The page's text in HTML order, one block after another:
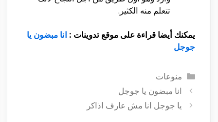
تتعلم منه الكثير.
يمكنك أيضا قراءة على موقع تدوينات : انا مبضون يا
جوجل
التصنيفات
منوعات
انا مبضون يا جوجل
يا جوجل انا مش عارف اذاكر